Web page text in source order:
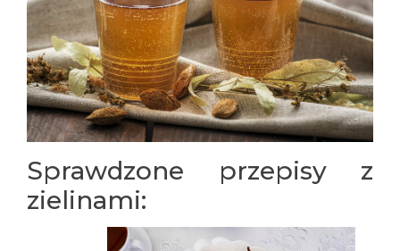
Sprawdzone przepisy z
zielinami: